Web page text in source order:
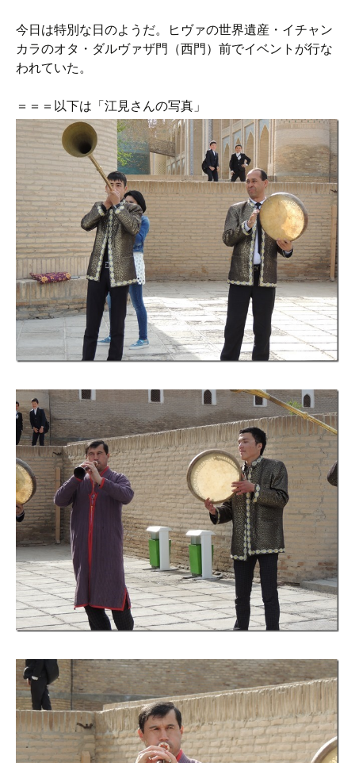
今日は特別な日のようだ。ヒヴァの世界遺産・イチャン
カラのオタ・ダルヴァザ門（西門）前でイベントが行な
われていた。
＝＝＝以下は「江見さんの写真」